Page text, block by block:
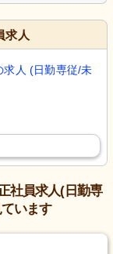
求人
求人 (日勤専従/未
社員求人(日勤専
います